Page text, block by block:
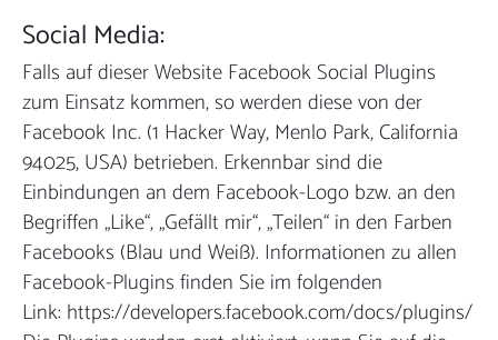
Social Media:
Falls auf dieser Website Facebook Social Plugins
zum Einsatz kommen, so werden diese von der
Facebook Inc. (1 Hacker Way, Menlo Park, California
94025, USA) betrieben. Erkennbar sind die
Einbindungen an dem Facebook-Logo bzw. an den
Begriffen „Like“, „Gefällt mir“, „Teilen“ in den Farben
Facebooks (Blau und Weiß). Informationen zu allen
Facebook-Plugins finden Sie im folgenden
Link: https://developers.facebook.com/docs/plugins/